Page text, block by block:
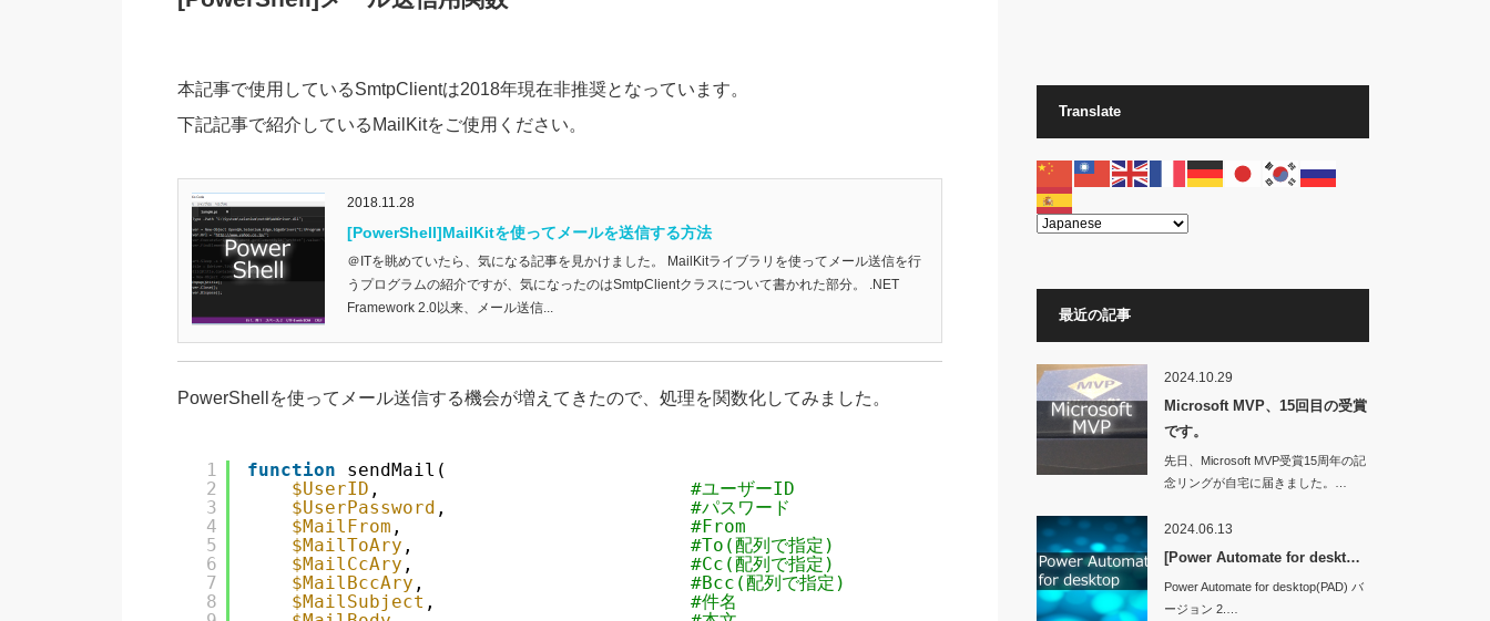
本記事で使用しているSmtpClientは2018年現在非推奨となっています。
下記記事で紹介しているMailKitをご使用ください。
2018.11.28
[PowerShell]MailKitを使ってメールを送信する方法
＠ITを眺めていたら、気になる記事を見かけました。 MailKitライブラリを使ってメール送信を行
うプログラムの紹介ですが、気になったのはSmtpClientクラスについて書かれた部分。 .NET
Framework 2.0以来、メール送信...
PowerShellを使ってメール送信する機会が増えてきたので、処理を関数化してみました。
1
2
3
4
5
6
7
8
function
sendMail(
$UserID , #ユーザーID
$UserPassword , #パスワード
$MailFrom , #From
$MailToAry , #To(配列で指定)
$MailCcAry , #Cc(配列で指定)
$MailBccAry , #Bcc(配列で指定)
$MailSubject , #件名
Translate
最近の記事
2024.10.29
Microsoft MVP、15回目の受賞
です。
先日、Microsoft MVP受賞15周年の記
念リングが自宅に届きました。…
2024.06.13
[Power Automate for deskt…
Power Automate for desktop(PAD) バ
ージョン 2.…